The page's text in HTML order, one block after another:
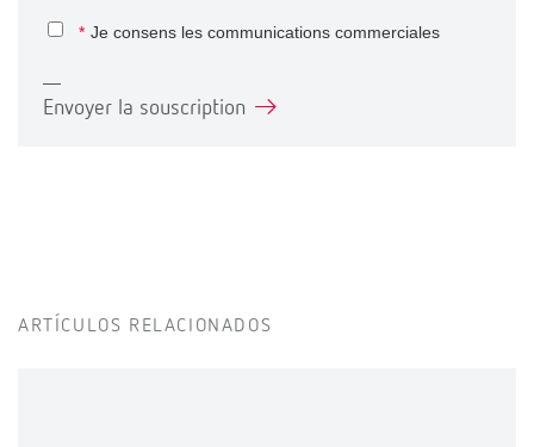
* Je consens les communications commerciales
Envoyer la souscription
ARTÍCULOS RELACIONADOS